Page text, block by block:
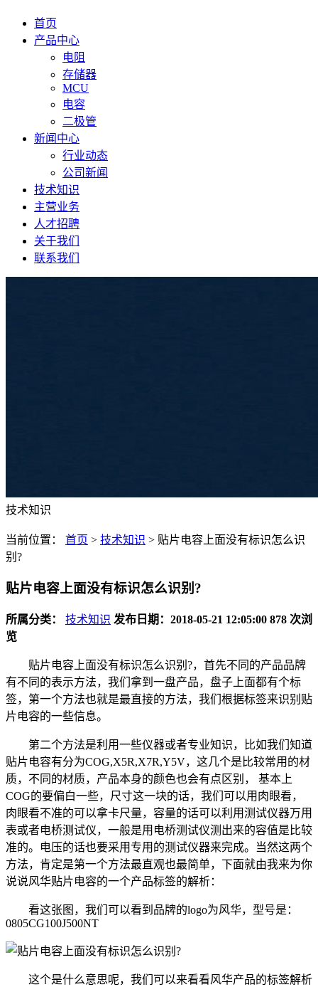
首页
产品中心
电阻
存储器
MCU
电容
二极管
新闻中心
行业动态
公司新闻
技术知识
主营业务
人才招聘
关于我们
联系我们
技术知识
当前位置： 首页 > 技术知识 > 贴片电容上面没有标识怎么识
别?
贴片电容上面没有标识怎么识别?
所属分类： 技术知识 发布日期：2018-05-21 12:05:00 878 次浏
览
贴片电容上面没有标识怎么识别?，首先不同的产品品牌
有不同的表示方法，我们拿到一盘产品，盘子上面都有个标
签，第一个方法也就是最直接的方法，我们根据标签来识别贴
片电容的一些信息。
第二个方法是利用一些仪器或者专业知识，比如我们知道
贴片电容有分为COG,X5R,X7R,Y5V，这几个是比较常用的材
质，不同的材质，产品本身的颜色也会有点区别， 基本上
COG的要偏白一些，尺寸这一块的话，我们可以用肉眼看，
肉眼看不准的可以拿卡尺量，容量的话可以利用测试仪器万用
表或者电桥测试仪，一般是用电桥测试仪测出来的容值是比较
准的。电压的话也要采用专用的测试仪器来完成。当然这两个
方法，肯定是第一个方法最直观也最简单，下面就由我来为你
说说风华贴片电容的一个产品标签的解析：
看这张图，我们可以看到品牌的logo为风华，型号是：
0805CG100J500NT
这个是什么意思呢，我们可以来看看风华产品的标签解析